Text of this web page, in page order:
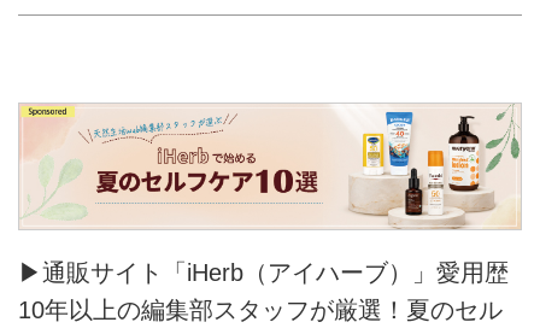
▶通販サイト「iHerb（アイハーブ）」愛用歴
10年以上の編集部スタッフが厳選！夏のセル